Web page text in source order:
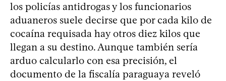
los policías antidrogas y los funcionarios
aduaneros suele decirse que por cada kilo de
cocaína requisada hay otros diez kilos que
llegan a su destino. Aunque también sería
arduo calcularlo con esa precisión, el
documento de la fiscalía paraguaya reveló